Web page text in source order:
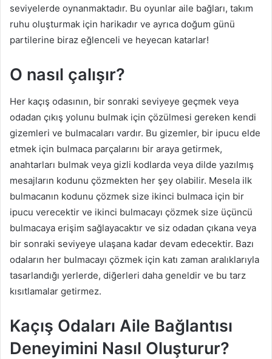
seviyelerde oynanmaktadır. Bu oyunlar aile bağları, takım
ruhu oluşturmak için harikadır ve ayrıca doğum günü
partilerine biraz eğlenceli ve heyecan katarlar!
O nasıl çalışır?
Her kaçış odasının, bir sonraki seviyeye geçmek veya
odadan çıkış yolunu bulmak için çözülmesi gereken kendi
gizemleri ve bulmacaları vardır. Bu gizemler, bir ipucu elde
etmek için bulmaca parçalarını bir araya getirmek,
anahtarları bulmak veya gizli kodlarda veya dilde yazılmış
mesajların kodunu çözmekten her şey olabilir. Mesela ilk
bulmacanın kodunu çözmek size ikinci bulmaca için bir
ipucu verecektir ve ikinci bulmacayı çözmek size üçüncü
bulmacaya erişim sağlayacaktır ve siz odadan çıkana veya
bir sonraki seviyeye ulaşana kadar devam edecektir. Bazı
odaların her bulmacayı çözmek için katı zaman aralıklarıyla
tasarlandığı yerlerde, diğerleri daha geneldir ve bu tarz
kısıtlamalar getirmez.
Kaçış Odaları Aile Bağlantısı
Deneyimini Nasıl Oluşturur?